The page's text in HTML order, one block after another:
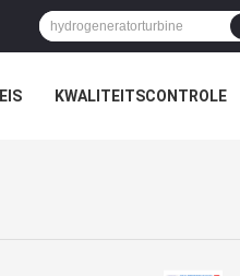
KWALITEITSCONTROLE